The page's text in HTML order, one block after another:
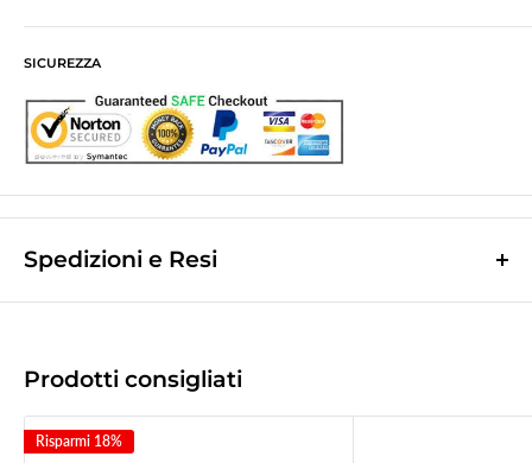
SICUREZZA
Spedizioni e Resi
(Spese di spedizione gratuite per ordini superiori a
Prodotti consigliati
Risparmi 18%